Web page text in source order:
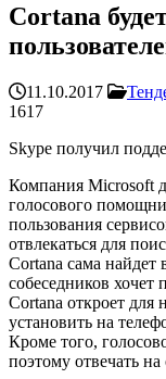
Cortana
11.10.2017
1617
Skype получил
Компания Microsoft
голосового
пользования
отвлекаться для
Cortana сама
собеседников хочет
Cortana откроет для
установить на
Кроме того,
поэтому отвечать